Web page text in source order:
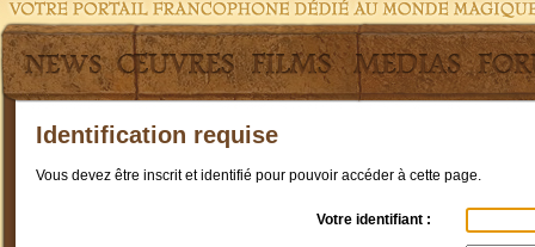
Identification requise
Vous devez être inscrit et identifié pour pouvoir accéder à cette page.
Votre identifiant :